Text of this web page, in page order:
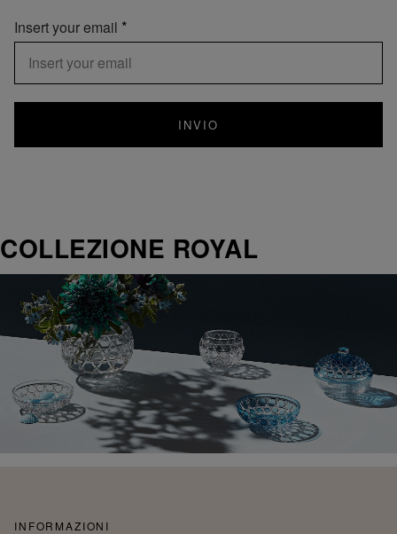
Insert your email
INVIO
COLLEZIONE ROYAL
INFORMAZIONI